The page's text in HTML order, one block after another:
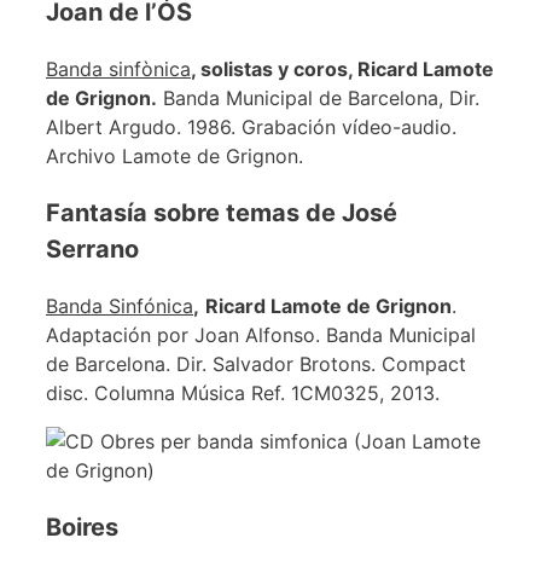
Joan de l’ÓS
Banda sinfònica, solistas y coros, Ricard Lamote
de Grignon. Banda Municipal de Barcelona, Dir.
Albert Argudo. 1986. Grabación vídeo-audio.
Archivo Lamote de Grignon.
Fantasía sobre temas de José
Serrano
Banda Sinfónica, Ricard Lamote de Grignon.
Adaptación por Joan Alfonso. Banda Municipal
de Barcelona. Dir. Salvador Brotons. Compact
disc. Columna Música Ref. 1CM0325, 2013.
Boires